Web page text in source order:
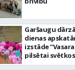
– kā
Garšaugu
dienas
izstāde
pilsētai